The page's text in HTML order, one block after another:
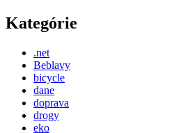
Kategórie
.net
Beblavy
bicycle
dane
doprava
drogy
eko